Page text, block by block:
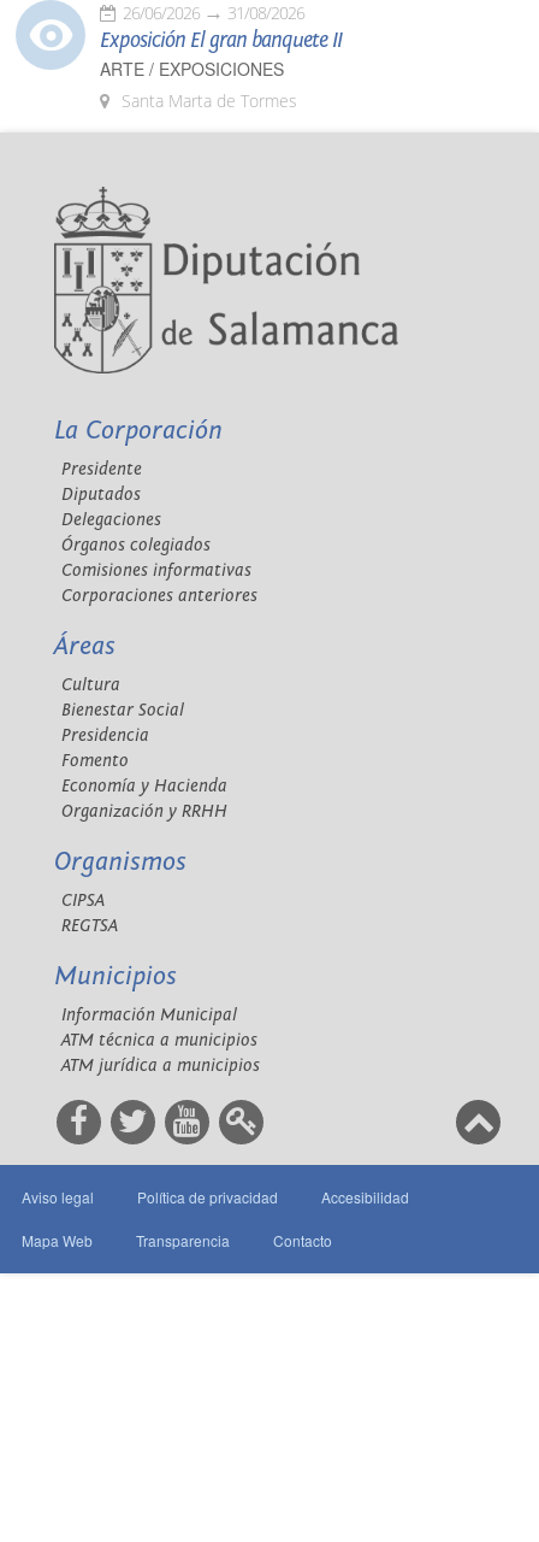
26/06/2026 31/08/2026
Exposición El gran banquete II
ARTE / EXPOSICIONES
Santa Marta de Tormes
La Corporación
Presidente
Diputados
Delegaciones
Órganos colegiados
Comisiones informativas
Corporaciones anteriores
Áreas
Cultura
Bienestar Social
Presidencia
Fomento
Economía y Hacienda
Organización y RRHH
Organismos
CIPSA
REGTSA
Municipios
Información Municipal
ATM técnica a municipios
ATM jurídica a municipios
Aviso legal Política de privacidad Accesibilidad
Mapa Web Transparencia Contacto